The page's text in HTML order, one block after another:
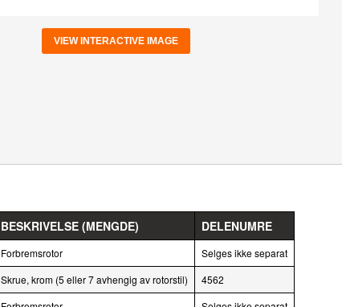
VIEW INTERACTIVE IMAGE
BESKRIVELSE (MENGDE) DELENUMRE
Forbremsrotor
Selges ikke separat
Skrue, krom (5 eller 7 avhengig av rotorstil)
4562